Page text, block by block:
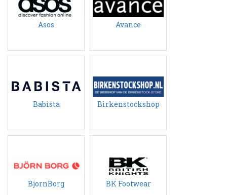
Asos Avance
Babista Birkenstockshop
BjornBorg BK Footwear